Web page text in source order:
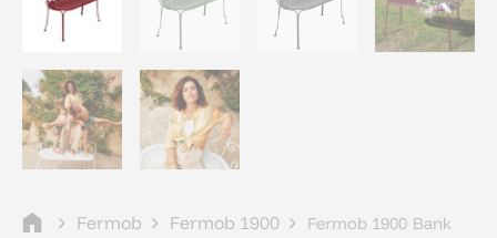
Fermob Fermob 1900 Fermob 1900 Bank